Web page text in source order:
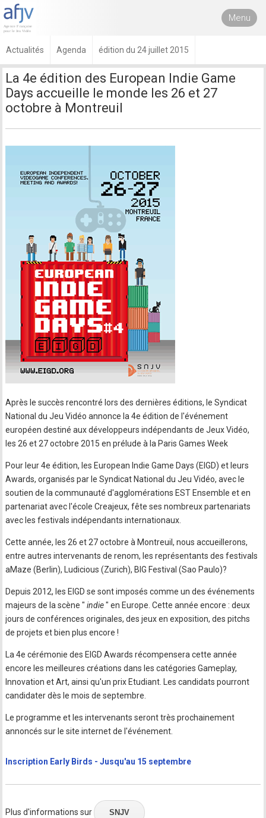
Menu
Actualités Agenda édition du 24 juillet 2015
La 4e édition des European Indie Game
Days accueille le monde les 26 et 27
octobre à Montreuil
Après le succès rencontré lors des dernières éditions, le Syndicat
National du Jeu Vidéo annonce la 4e édition de l'événement
européen destiné aux développeurs indépendants de Jeux Vidéo,
les 26 et 27 octobre 2015 en prélude à la Paris Games Week
Pour leur 4e édition, les European Indie Game Days (EIGD) et leurs
Awards, organisés par le Syndicat National du Jeu Vidéo, avec le
soutien de la communauté d'agglomérations EST Ensemble et en
partenariat avec l'école Creajeux, fête ses nombreux partenariats
avec les festivals indépendants internationaux.
Cette année, les 26 et 27 octobre à Montreuil, nous accueillerons,
entre autres intervenants de renom, les représentants des festivals
aMaze (Berlin), Ludicious (Zurich), BIG Festival (Sao Paulo)?
Depuis 2012, les EIGD se sont imposés comme un des événements
majeurs de la scène " indie" en Europe. Cette année encore : deux
jours de conférences originales, des jeux en exposition, des pitchs
de projets et bien plus encore !
La 4e cérémonie des EIGD Awards récompensera cette année
encore les meilleures créations dans les catégories Gameplay,
Innovation et Art, ainsi qu'un prix Etudiant. Les candidats pourront
candidater dès le mois de septembre.
Le programme et les intervenants seront très prochainement
annoncés sur le site internet de l'événement.
Inscription Early Birds - Jusqu'au 15 septembre
Plus d'informations sur SNJV